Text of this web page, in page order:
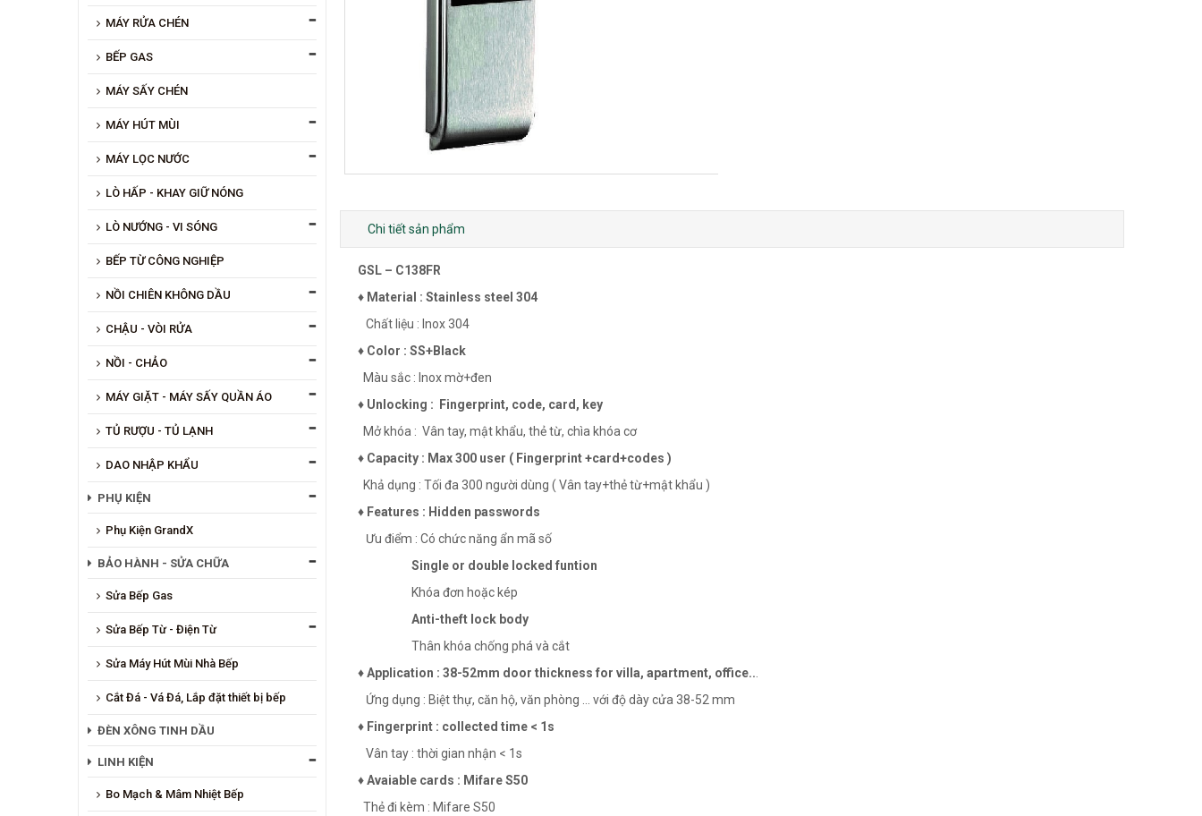
MÁY RỬA CHÉN
BẾP GAS
MÁY SẤY CHÉN
MÁY HÚT MÙI
MÁY LỌC NƯỚC
LÒ HẤP - KHAY GIỮ NÓNG
LÒ NƯỚNG - VI SÓNG
BẾP TỪ CÔNG NGHIỆP
NỒI CHIÊN KHÔNG DẦU
CHẬU - VÒI RỬA
NỒI - CHẢO
MÁY GIẶT - MÁY SẤY QUẦN ÁO
TỦ RƯỢU - TỦ LẠNH
DAO NHẬP KHẨU
PHỤ KIỆN
Phụ Kiện GrandX
BẢO HÀNH - SỬA CHỮA
Sửa Bếp Gas
Sửa Bếp Từ - Điện Từ
Sửa Máy Hút Mùi Nhà Bếp
Cắt Đá - Vá Đá, Lắp đặt thiết bị bếp
ĐÈN XÔNG TINH DẦU
LINH KIỆN
Bo Mạch & Mâm Nhiệt Bếp
Chi tiết sản phẩm
GSL – C138FR
♦ Material : Stainless steel 304
Chất liệu : Inox 304
♦ Color : SS+Black
Màu sắc : Inox mờ+đen
♦ Unlocking : Fingerprint, code, card, key
Mở khóa : Vân tay, mật khẩu, thẻ từ, chìa khóa cơ
♦ Capacity : Max 300 user ( Fingerprint +card+codes )
Khả dụng : Tối đa 300 người dùng ( Vân tay+thẻ từ+mật khẩu )
♦ Features : Hidden passwords
Ưu điểm : Có chức năng ẩn mã số
Single or double locked funtion
Khóa đơn hoặc kép
Anti-theft lock body
Thân khóa chống phá và cắt
♦ Application : 38-52mm door thickness for villa, apartment, office...
Ứng dụng : Biệt thự, căn hộ, văn phòng … với độ dày cửa 38-52 mm
♦ Fingerprint : collected time < 1s
Vân tay : thời gian nhận < 1s
♦ Avaiable cards : Mifare S50
Thẻ đi kèm : Mifare S50